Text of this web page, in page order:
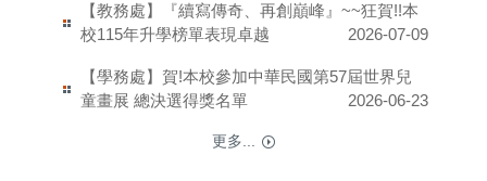
【教務處】『續寫傳奇、再創巔峰』~~狂賀!!本
校115年升學榜單表現卓越
2026-07-09
【學務處】賀!本校參加中華民國第57屆世界兒
童畫展 總決選得獎名單
2026-06-23
更多...